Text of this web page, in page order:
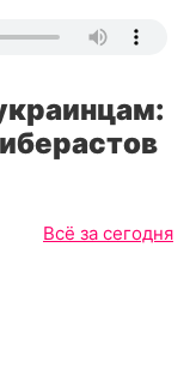
Всё за сегодня